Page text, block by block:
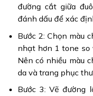
đường cắt giữa
đánh dấu để xác
Bước 2: Chọn màu
nhạt hơn 1 tone so
Nên có nhiều màu
da và trang phục
Bước 3: Vẽ đường